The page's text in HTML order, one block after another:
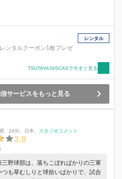
ンタルクーポン1枚プレゼ
レンタル
TSUTAYA DISCASで今すぐ見る
サービスをもっと見る
24分 日本 スタジオコメット
3.8
三野球部は、落ちこぼればかりの三軍
つも草むしりと球拾いばかりで、試合